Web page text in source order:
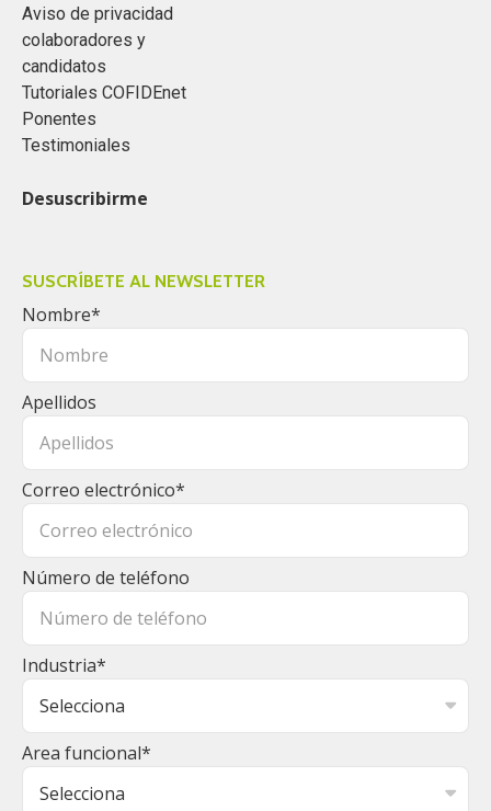
Aviso de privacidad
colaboradores y
candidatos
Tutoriales COFIDEnet
Ponentes
Testimoniales
Desuscribirme
SUSCRÍBETE AL NEWSLETTER
Nombre*
Apellidos
Correo electrónico*
Número de teléfono
Industria*
Area funcional*